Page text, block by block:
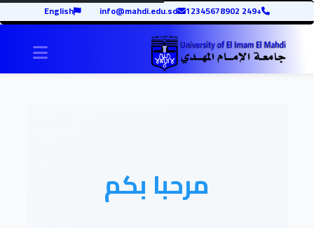
+249 12345678902
info@mahdi.edu.sd
English
مرحبا بكم